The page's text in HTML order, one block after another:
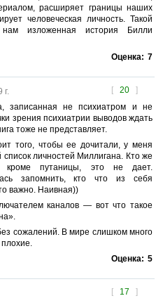
расширяет границы наших
человеческая личность. Такой
нам изложенная история Билли
Оценка: 7
[ 20 ]
г.
записанная не психиатром и не
зрения психиатрии выводов ждать
тоже не представляет.
того, чтобы ее дочитали, у меня
личностей Миллигана. Кто же
кроме путаницы, это не дает.
запомнить, кто что из себя
важно. Наивная))
каналов — вот что такое
сожалений. В мире слишком много
Оценка: 5
[ 17 ]